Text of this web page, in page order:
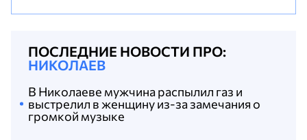
ПОСЛЕДНИЕ НОВОСТИ ПРО:
НИКОЛАЕВ
В Николаеве мужчина распылил газ и
выстрелил в женщину из-за замечания о
громкой музыке